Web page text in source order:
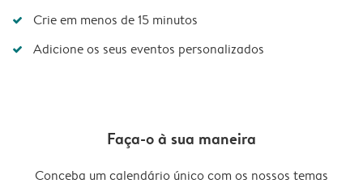
Crie em menos de 15 minutos
Adicione os seus eventos personalizados
Faça-o à sua maneira
Conceba um calendário único com os nossos temas